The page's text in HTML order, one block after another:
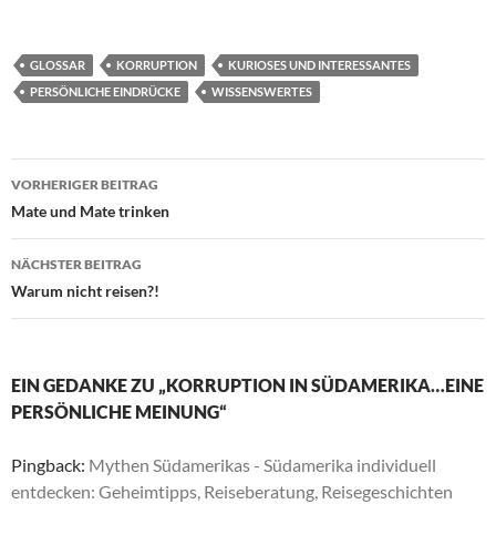
GLOSSAR KORRUPTION
KURIOSES UND INTERESSANTES
PERSÖNLICHE EINDRÜCKE
WISSENSWERTES
Beitragsnavigation
VORHERIGER BEITRAG
Mate und Mate trinken
NÄCHSTER BEITRAG
Warum nicht reisen?!
EIN GEDANKE ZU „KORRUPTION IN SÜDAMERIKA…EINE
PERSÖNLICHE MEINUNG“
Pingback: Mythen Südamerikas - Südamerika individuell
entdecken: Geheimtipps, Reiseberatung, Reisegeschichten